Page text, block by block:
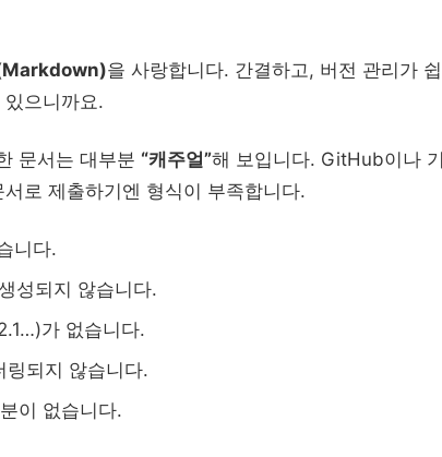
을 사랑합니다. 간결하고, 버전 관리가
으니까요.
문서는 대부분 “캐주얼”해 보입니다. GitHub이나
로 제출하기엔 형식이 부족합니다.
니다.
성되지 않습니다.
가 없습니다.
링되지 않습니다.
이 없습니다.